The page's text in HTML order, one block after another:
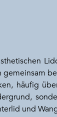
gemeinsam
häufig
und